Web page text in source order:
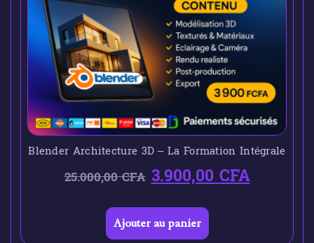
Blender Architecture 3D – La Formation Intégrale
25.000,00CFA 3.900,00CFA
Ajouter au panier